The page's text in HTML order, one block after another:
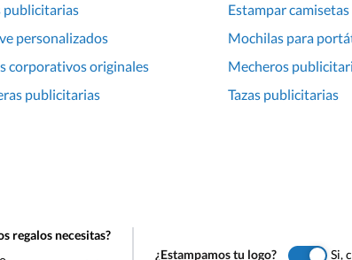
publicitarias Estampar camisetas
personalizados Mochilas para
corporativos originales Mecheros
publicitarias Tazas publicitarias
regalos necesitas?
¿Estampamos tu logo? Si,